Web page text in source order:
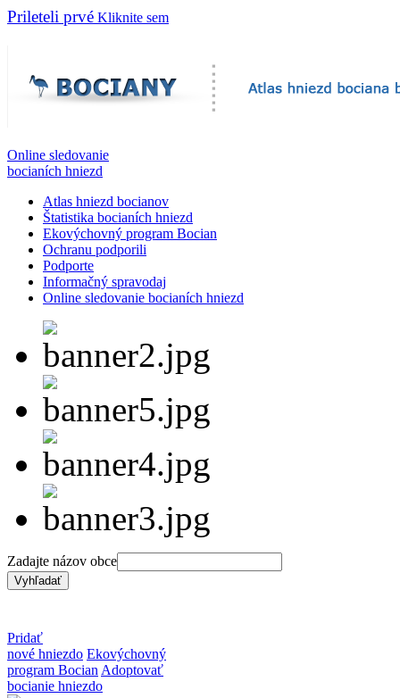
Prileteli prvé Kliknite sem
Online sledovanie
bocianích hniezd
Atlas hniezd bocianov
Štatistika bocianích hniezd
Ekovýchovný program Bocian
Ochranu podporili
Podporte
Informačný spravodaj
Online sledovanie bocianích hniezd
Zadajte názov obce
Pridať
nové hniezdo Ekovýchovný
program Bocian Adoptovať
bocianie hniezdo